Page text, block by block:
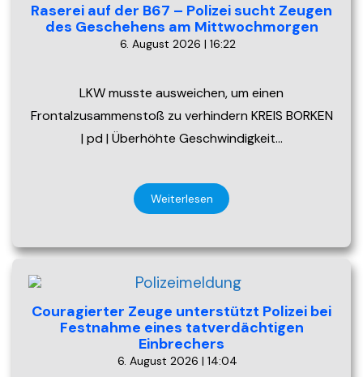
Raserei auf der B67 – Polizei sucht Zeugen
des Geschehens am Mittwochmorgen
6. August 2026 | 16:22
LKW musste ausweichen, um einen
Frontalzusammenstoß zu verhindern KREIS BORKEN
| pd | Überhöhte Geschwindigkeit…
Weiterlesen
Couragierter Zeuge unterstützt Polizei bei
Festnahme eines tatverdächtigen
Einbrechers
6. August 2026 | 14:04